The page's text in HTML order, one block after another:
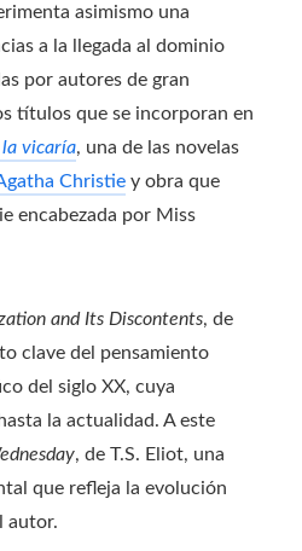
asimismo una
a la llegada al dominio
por autores de gran
títulos que se incorporan en
vicaría, una de las novelas
Christie y obra que
encabezada por Miss
and Its Discontents, de
clave del pensamiento
del siglo XX, cuya
la actualidad. A este
, de T.S. Eliot, una
que refleja la evolución
autor.